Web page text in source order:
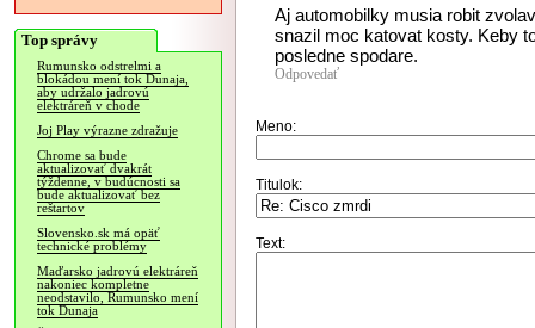
Top správy
Rumunsko odstrelmi a
blokádou mení tok Dunaja,
aby udržalo jadrovú
elektráreň v chode
Joj Play výrazne zdražuje
Chrome sa bude
aktualizovať dvakrát
týždenne, v budúcnosti sa
bude aktualizovať bez
reštartov
Slovensko.sk má opäť
technické problémy
Maďarsko jadrovú elektráreň
nakoniec kompletne
neodstavilo, Rumunsko mení
tok Dunaja
Aj automobilky musia robit
snazil moc katovat kosty. Keby
posledne spodare.
Odpovedať
Meno:
Titulok:
Text: